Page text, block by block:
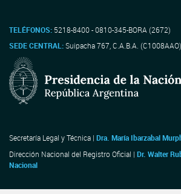
TELÉFONOS: 5218-8400 - 0810-345-BORA (2672)
SEDE CENTRAL:Suipacha 767, C.A.B.A. (C1008AAO)
Secretaría Legal y Técnica | Dra. María Ibarzabal
Dirección Nacional del Registro Oficial | Dr. Walter
Nacional